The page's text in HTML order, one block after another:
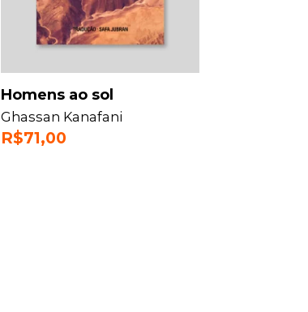
Homens ao sol
Ghassan Kanafani
R$71,00